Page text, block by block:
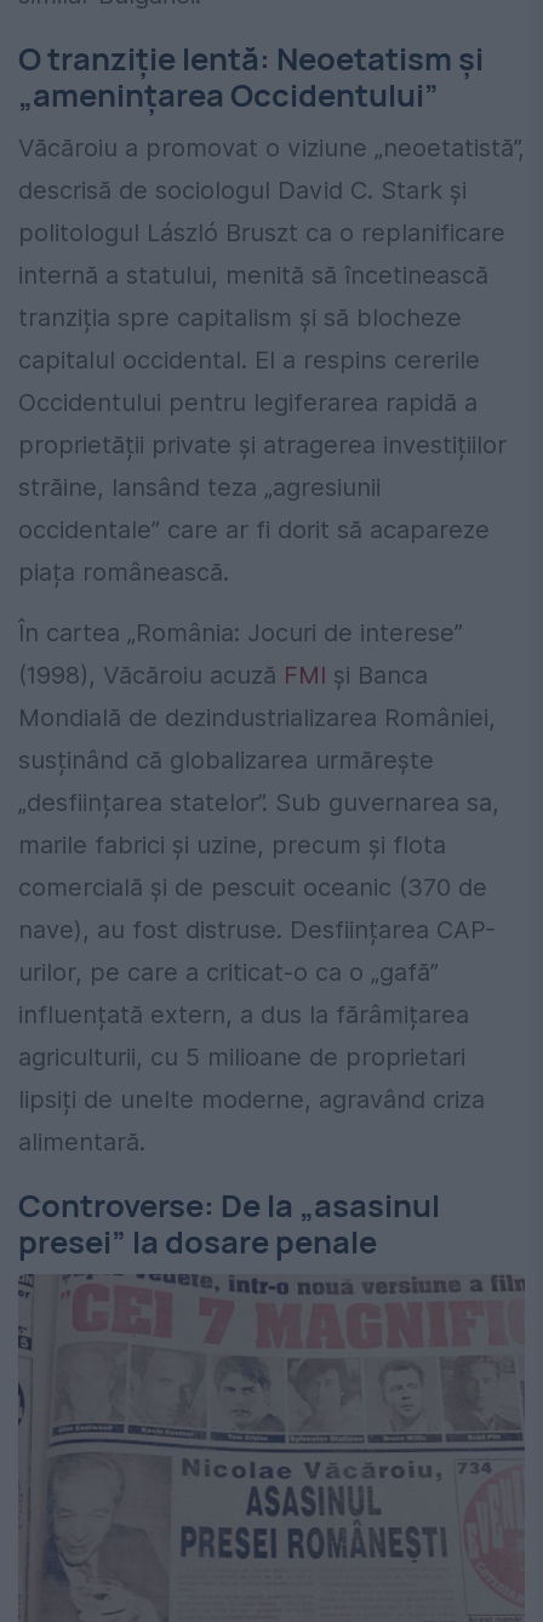
O tranziție lentă: Neoetatism și
„amenințarea Occidentului”
Văcăroiu a promovat o viziune „neoetatistă”,
descrisă de sociologul David C. Stark și
politologul László Bruszt ca o replanificare
internă a statului, menită să încetinească
tranziția spre capitalism și să blocheze
capitalul occidental. El a respins cererile
Occidentului pentru legiferarea rapidă a
proprietății private și atragerea investițiilor
străine, lansând teza „agresiunii
occidentale” care ar fi dorit să acapareze
piața românească.
În cartea „România: Jocuri de interese”
(1998), Văcăroiu acuză FMI și Banca
Mondială de dezindustrializarea României,
susținând că globalizarea urmărește
„desființarea statelor”. Sub guvernarea sa,
marile fabrici și uzine, precum și flota
comercială și de pescuit oceanic (370 de
nave), au fost distruse. Desființarea CAP-
urilor, pe care a criticat-o ca o „gafă”
influențată extern, a dus la fărâmițarea
agriculturii, cu 5 milioane de proprietari
lipsiți de unelte moderne, agravând criza
alimentară.
Controverse: De la „asasinul
presei” la dosare penale